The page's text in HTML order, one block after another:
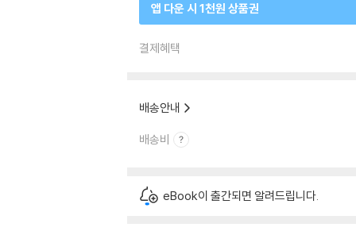
앱 다운 시 1천원 상품권
결제혜택
배송안내
배송비
eBook이 출간되면 알려드립니다.